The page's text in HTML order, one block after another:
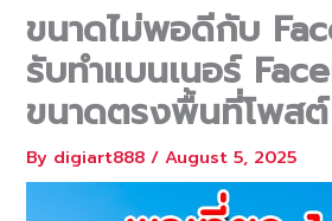
ขนาดไม่พอดีกับ
รับทำแบนเนอร์
ขนาดตรงพื้นที่โพสต์
By digiart888/August 5, 2025